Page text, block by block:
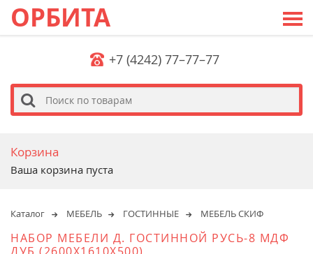
ОРБИТА
+7 (4242) 77–77–77
s
Корзина
Ваша корзина пуста
Каталог МЕБЕЛЬ ГОСТИННЫЕ МЕБЕЛЬ СКИФ
НАБОР МЕБЕЛИ Д. ГОСТИННОЙ РУСЬ-8 МДФ